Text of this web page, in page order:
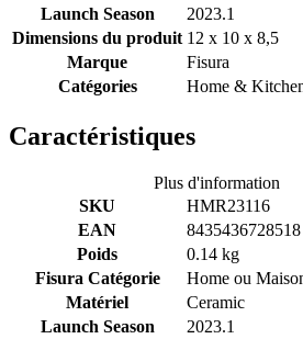
Launch Season
2023.1
Dimensions du produit 12 x 10 x 8,5
Marque
Fisura
Catégories
Home &
Caractéristiques
Plus d'information
SKU
HMR23116
EAN
8435436728518
Poids
0.14 kg
Fisura Catégorie
Home ou
Matériel
Ceramic
Launch Season
2023.1